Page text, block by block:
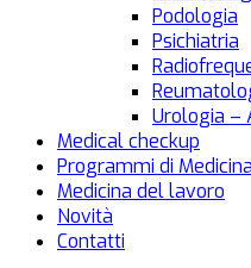
Podologia
Psichiatria
Urologia –
Medical checkup
Programmi di
Medicina del lavoro
Novità
Contatti